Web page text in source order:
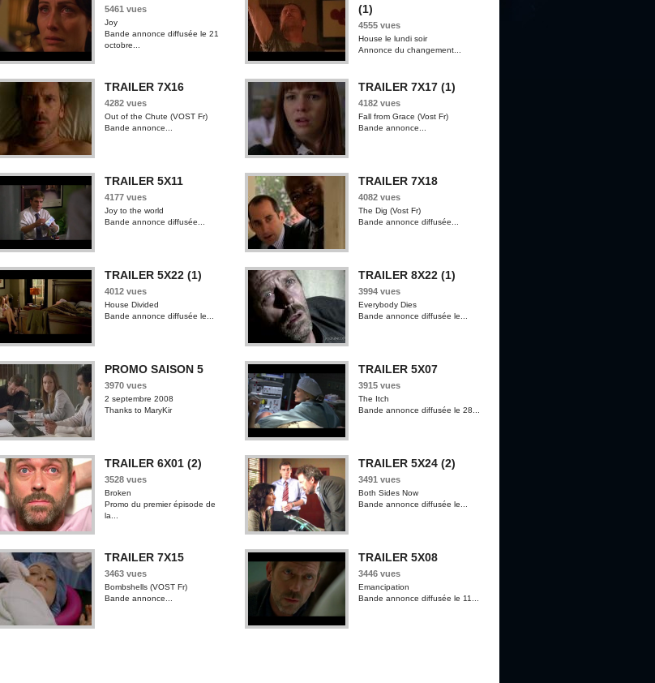
5461 vues
Joy
Bande annonce diffusée le 21
octobre...
(1)
4555 vues
House le lundi soir
Annonce du changement...
TRAILER 7X16
4282 vues
Out of the Chute (VOST Fr)
Bande annonce...
TRAILER 7X17 (1)
4182 vues
Fall from Grace (Vost Fr)
Bande annonce...
TRAILER 5X11
4177 vues
Joy to the world
Bande annonce diffusée...
TRAILER 7X18
4082 vues
The Dig (Vost Fr)
Bande annonce diffusée...
TRAILER 5X22 (1)
4012 vues
House Divided
Bande annonce diffusée le...
TRAILER 8X22 (1)
3994 vues
Everybody Dies
Bande annonce diffusée le...
PROMO SAISON 5
3970 vues
2 septembre 2008
Thanks to MaryKir
TRAILER 5X07
3915 vues
The Itch
Bande annonce diffusée le 28...
TRAILER 6X01 (2)
3528 vues
Broken
Promo du premier épisode de
la...
TRAILER 5X24 (2)
3491 vues
Both Sides Now
Bande annonce diffusée le...
TRAILER 7X15
3463 vues
Bombshells (VOST Fr)
Bande annonce...
TRAILER 5X08
3446 vues
Emancipation
Bande annonce diffusée le 11...